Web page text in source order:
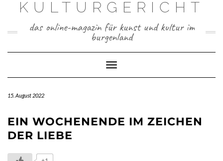
KULTURGERICHT
das online-magazin für kunst und kultur im
burgenland
Toggle
Navigation
15. August 2022
EIN WOCHENENDE IM ZEICHEN
DER LIEBE